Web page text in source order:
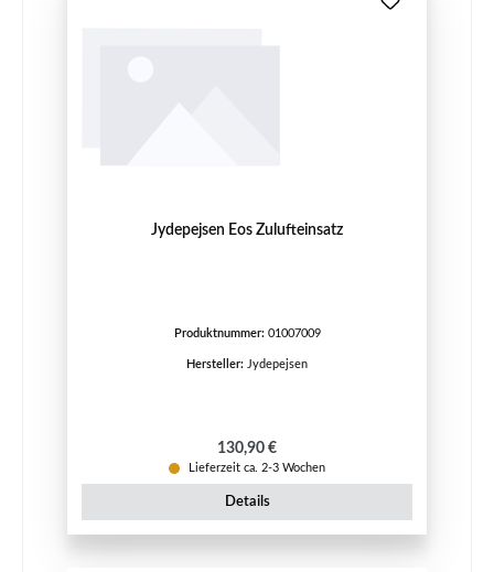
Jydepejsen Eos Zulufteinsatz
Produktnummer: 01007009
Hersteller: Jydepejsen
Regulärer Preis:
130,90 €
Lieferzeit ca. 2-3 Wochen
Details